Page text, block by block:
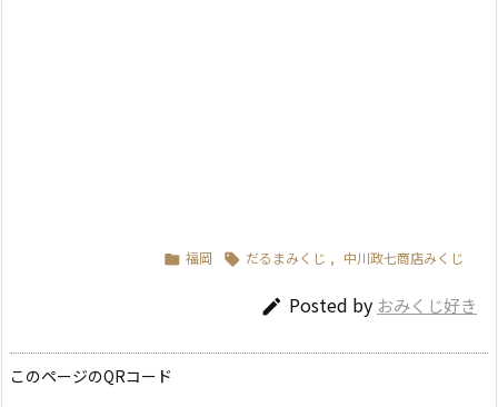
 福岡  だるまみくじ , 中川政七商店みくじ
 Posted by おみくじ好き
このページのQRコード